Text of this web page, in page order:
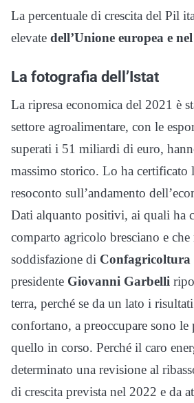
La percentuale di crescita del Pil
elevate dell’Unione europea e
La fotografia dell’Istat
La ripresa economica del 2021 è
settore agroalimentare, con le
superati i 51 miliardi di euro,
massimo storico. Lo ha certificato
resoconto sull’andamento
Dati alquanto positivi, ai quali ha
comparto agricolo bresciano e
soddisfazione di Confagricoltura
presidente Giovanni Garbelli
terra, perché se da un lato i
confortano, a preoccupare sono le
quello in corso. Perché il caro
determinato una revisione al
di crescita prevista nel 2022 e da